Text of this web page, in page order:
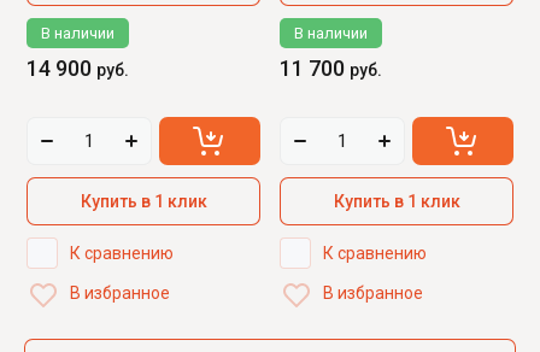
В наличии
14 900 руб.
Купить в 1 клик
К сравнению
В избранное
В наличии
11 700 руб.
Купить в 1 клик
К сравнению
В избранное